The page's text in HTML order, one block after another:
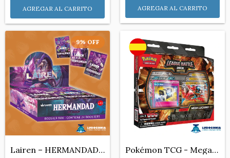
9%OFF
Lairen – HERMANDAD – Booster Box (x24 so... Pokémon TCG - Mega Lucario League Battle...